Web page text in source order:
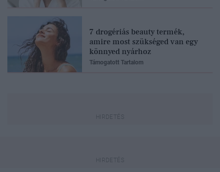
7 drogériás beauty termék,
amire most szükséged van egy
könnyed nyárhoz
Támogatott Tartalom